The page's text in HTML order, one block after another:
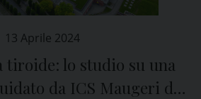
13 Aprile 2024
tiroide: lo studio su una
da ICS Maugeri di